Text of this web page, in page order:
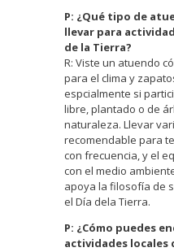
P: ¿Qué tipo de
llevar para
de la Tierra?
R: Viste un atuendo
para el clima y
espcialmente si
libre, plantado o de
naturaleza. Llevar
recomendable para
con frecuencia, y el
con el medio
apoya la filosofía de
el Día dela Tierra.
P: ¿Cómo puedes
actividades locales